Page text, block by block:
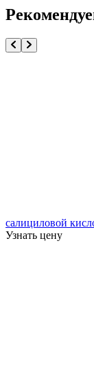
салициловой
Узнать цену